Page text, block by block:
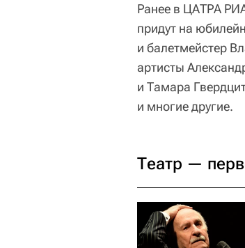
Ранее в ЦАТРА
придут на
и балетмейстер
артисты
и Тамара
и многие другие.
Театр —